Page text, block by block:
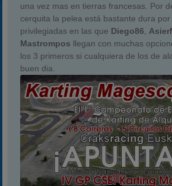
una vez mas en tierras francesas. Por
cerquita la pelea está bastante dura
privilegiadas en las que Diego86
Mastrompos llegan con muchas
los 3 primeros si cualquiera de los de
buen dia.